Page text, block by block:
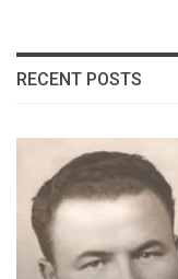
RECENT POSTS